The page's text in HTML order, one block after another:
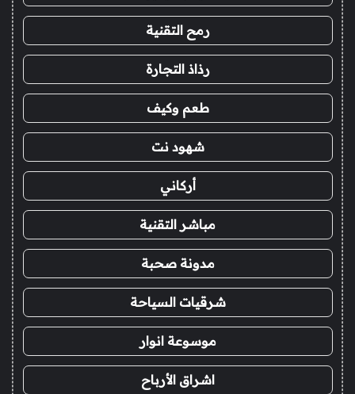
رمح التقنية
رذاذ التجارة
طعم وكيف
شهود نت
أركاني
مباشر التقنية
مدونة صحبة
شرقيات السياحة
موسوعة انوار
اشراق الأرباح